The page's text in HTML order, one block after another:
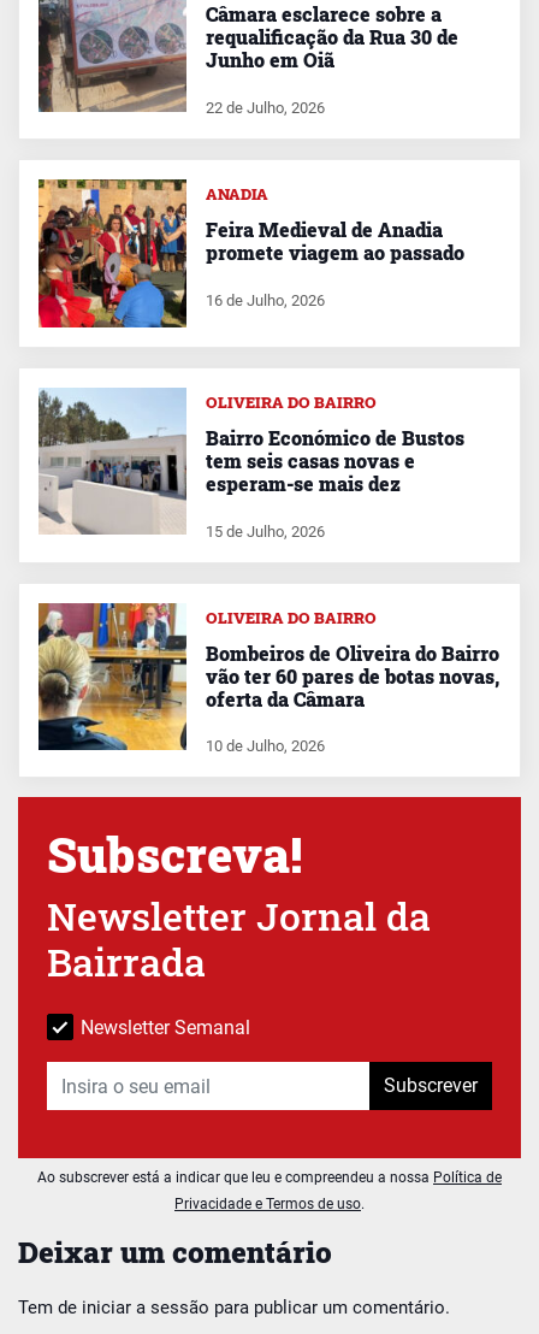
Deixar um comentário
Tem de iniciar a sessão para publicar um comentário.
Câmara esclarece sobre a
requalificação da Rua 30 de
Junho em Oiã
22 de Julho, 2026
ANADIA
Feira Medieval de Anadia
promete viagem ao passado
16 de Julho, 2026
OLIVEIRA DO BAIRRO
Bairro Económico de Bustos
tem seis casas novas e
esperam-se mais dez
15 de Julho, 2026
OLIVEIRA DO BAIRRO
Bombeiros de Oliveira do Bairro
vão ter 60 pares de botas novas,
oferta da Câmara
10 de Julho, 2026
Subscreva!
Newsletter Jornal da
Bairrada
Newsletter Semanal
Subscrever
Ao subscrever está a indicar que leu e compreendeu a nossa Política de
Privacidade e Termos de uso.